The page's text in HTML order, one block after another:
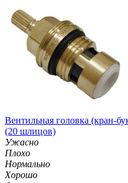
Вентильная головка (кран-
(20 шлицов)
Ужасно
Плохо
Нормально
Хорошо